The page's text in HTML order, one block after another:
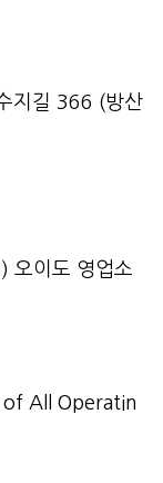
지길 366 (방산
오이도 영업소
of All Operatin